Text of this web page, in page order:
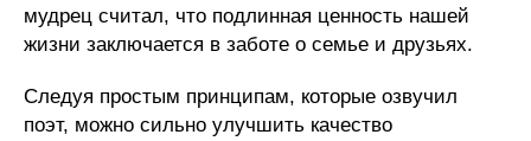
мудрец считал, что подлинная ценность нашей
жизни заключается в заботе о семье и друзьях.
Следуя простым принципам, которые озвучил
поэт, можно сильно улучшить качество